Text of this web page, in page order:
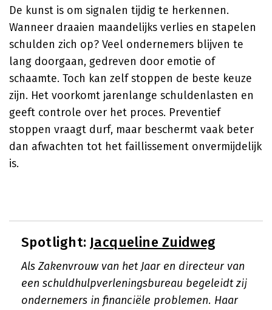
De kunst is om signalen tijdig te herkennen.
Wanneer draaien maandelijks verlies en stapelen
schulden zich op? Veel ondernemers blijven te
lang doorgaan, gedreven door emotie of
schaamte. Toch kan zelf stoppen de beste keuze
zijn. Het voorkomt jarenlange schuldenlasten en
geeft controle over het proces. Preventief
stoppen vraagt durf, maar beschermt vaak beter
dan afwachten tot het faillissement onvermijdelijk
is.
Spotlight: Jacqueline Zuidweg
Als Zakenvrouw van het Jaar en directeur van
een schuldhulpverleningsbureau begeleidt zij
ondernemers in financiële problemen. Haar